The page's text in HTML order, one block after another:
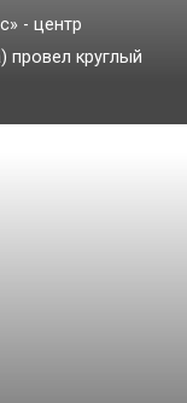
- центр
провел круглый